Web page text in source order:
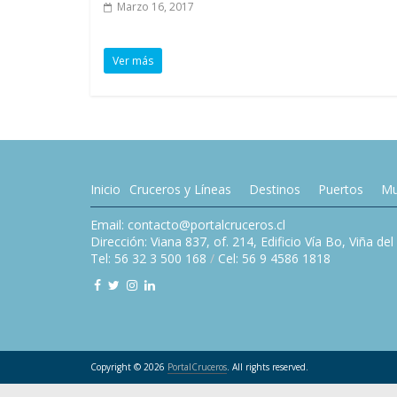
Marzo 16, 2017
Ver más
Inicio Cruceros y Líneas Destinos Puertos
Email: contacto@portalcruceros.cl
Dirección: Viana 837, of. 214, Edificio Vía Bo, Viña
Tel: 56 32 3 500 168 / Cel: 56 9 4586 1818
Copyright © 2026 PortalCruceros. All rights reserved.